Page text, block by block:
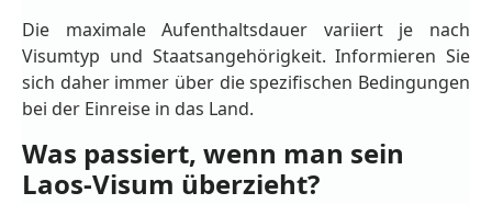
Die maximale Aufenthaltsdauer variiert je nach
Visumtyp und Staatsangehörigkeit. Informieren Sie
sich daher immer über die spezifischen Bedingungen
bei der Einreise in das Land.
Was passiert, wenn man sein
Laos-Visum überzieht?